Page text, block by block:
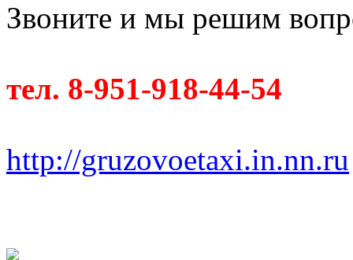
Звоните и мы решим
тел. 8-951-918-44-54
http://gruzovoetaxi.in.nn.ru